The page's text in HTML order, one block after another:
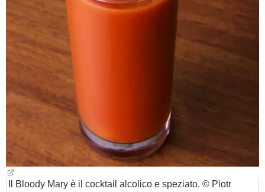
Il Bloody Mary è il cocktail alcolico e speziato. © Piotr